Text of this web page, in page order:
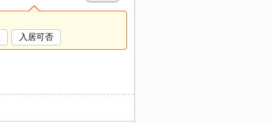
入居可否